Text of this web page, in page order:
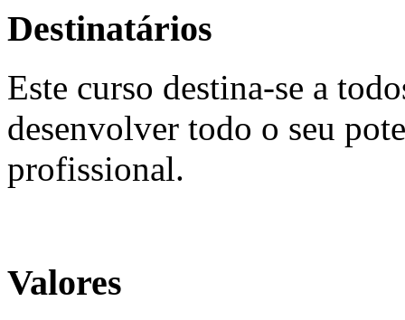
Destinatários
Este curso destina-se a
desenvolver todo o seu
profissional.
Valores